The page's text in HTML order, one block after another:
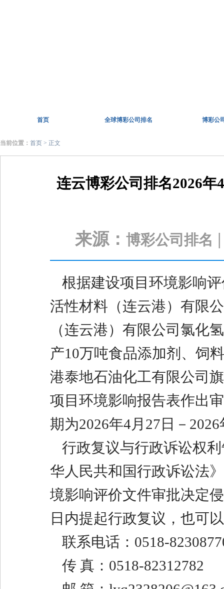
首页 全球博彩公司排名 博彩公
当前位置： 首页 > 正文
连云博彩公司排名2026
来源： 博彩公司排名
根据建设项目环境影响
活性材料（连云港）有限
（连云港）有限公司氯化
产10万吨食品添加剂、饲
港泰地石油化工有限公司
项目环境影响报告表作出
期为2026年4月 27 日－2026
行政复议与行政诉讼权
华人民共和国行政诉讼法
境影响评价文件审批决定
日内提起行政复议，也可
联系电话： 0518-
传 真： 0518-82312782